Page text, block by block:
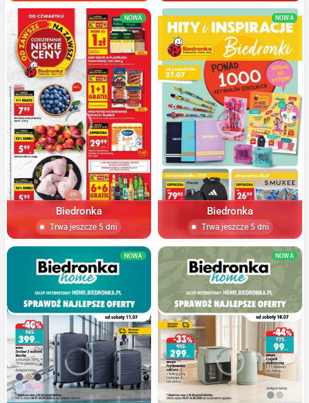
NOWA
Biedronka
Trwa jeszcze 5 dni
NOWA
Biedronka
Trwa jeszcze 5 dni
NOWA NOWA